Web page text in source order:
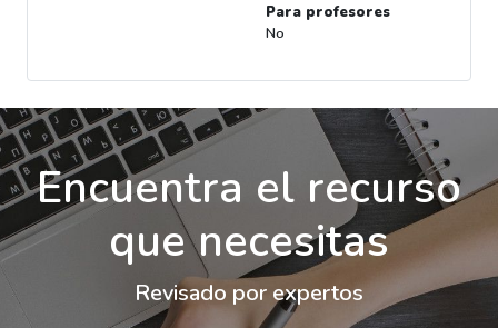
Para profesores
No
Encuentra el recurso
que necesitas
Revisado por expertos